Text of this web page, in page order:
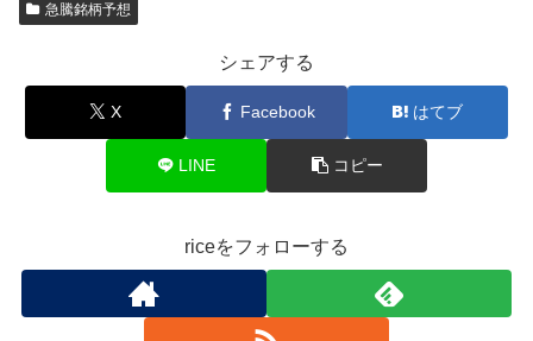
急騰銘柄予想
シェアする
X Facebook はてブ
LINE コピー
riceをフォローする